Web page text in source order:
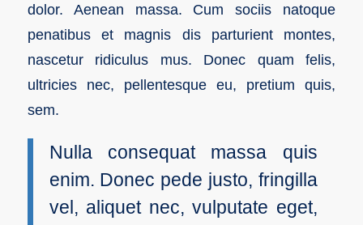
dolor. Aenean massa. Cum sociis natoque
penatibus et magnis dis parturient montes,
nascetur ridiculus mus. Donec quam felis,
ultricies nec, pellentesque eu, pretium quis,
sem.
Nulla consequat massa quis
enim. Donec pede justo, fringilla
vel, aliquet nec, vulputate eget,